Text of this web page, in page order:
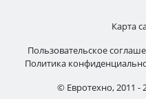
Карта
Пользовательское
Политика
© Евротехно, 2011 -